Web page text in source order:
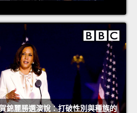
錦麗勝選演說：打破性別與種族的